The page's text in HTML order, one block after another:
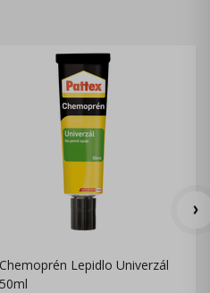
Chemoprén Lepidlo Univerzál
50ml